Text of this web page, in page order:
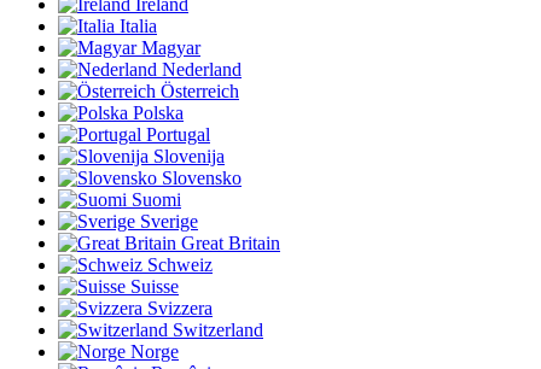
Ireland
Italia
Magyar
Nederland
Österreich
Polska
Portugal
Slovenija
Slovensko
Suomi
Sverige
Great Britain
Schweiz
Suisse
Svizzera
Switzerland
Norge